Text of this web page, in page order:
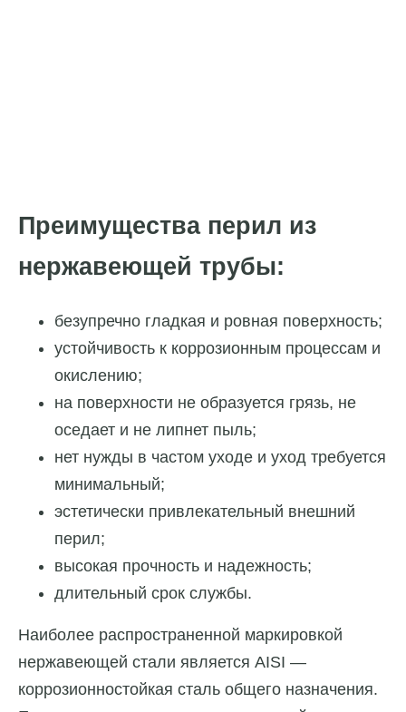
Преимущества перил из
нержавеющей трубы:
безупречно гладкая и ровная поверхность;
устойчивость к коррозионным процессам и
окислению;
на поверхности не образуется грязь, не
оседает и не липнет пыль;
нет нужды в частом уходе и уход требуется
минимальный;
эстетически привлекательный внешний
перил;
высокая прочность и надежность;
длительный срок службы.
Наиболее распространенной маркировкой
нержавеющей стали является AISI —
коррозионностойкая сталь общего назначения.